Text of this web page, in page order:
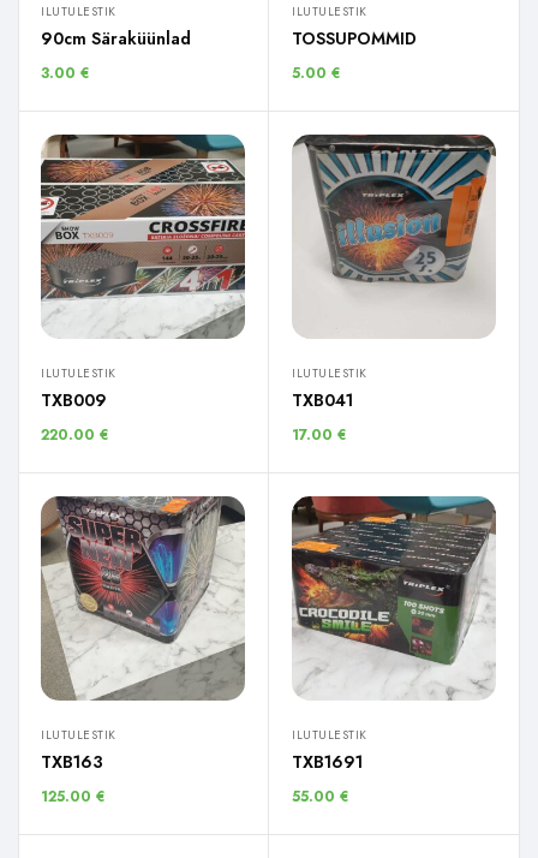
ILUTULESTIK
90cm Säraküünlad
3.00 €
ILUTULESTIK
TOSSUPOMMID
5.00 €
ILUTULESTIK
TXB009
220.00 €
ILUTULESTIK
TXB041
17.00 €
ILUTULESTIK
TXB163
125.00 €
ILUTULESTIK
TXB1691
55.00 €